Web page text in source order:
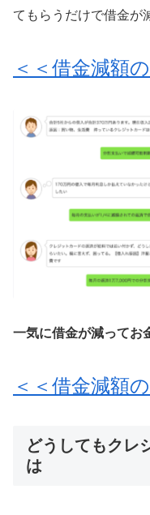
てもらうだけで借金が
＜＜借金減額
一気に借金が減ってお
＜＜借金減額
どうしてもクレ
は